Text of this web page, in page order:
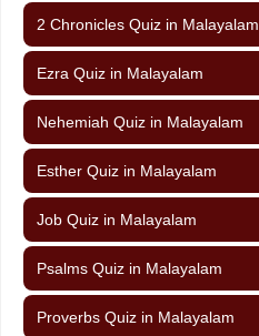
2 Chronicles Quiz in Malayalam
Ezra Quiz in Malayalam
Nehemiah Quiz in Malayalam
Esther Quiz in Malayalam
Job Quiz in Malayalam
Psalms Quiz in Malayalam
Proverbs Quiz in Malayalam